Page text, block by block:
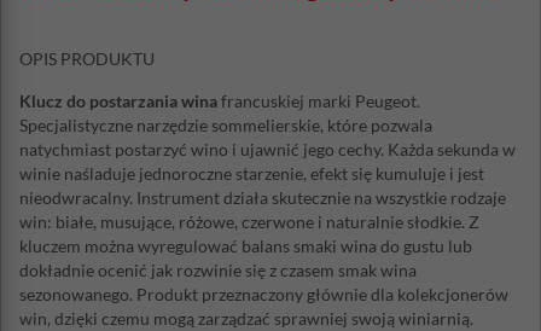
OPIS PRODUKTU
Klucz do postarzania winafrancuskiej marki Peugeot.
Specjalistyczne narzędzie sommelierskie, które pozwala
natychmiast postarzyć wino i ujawnić jego cechy. Każda sekunda w
winie naśladuje jednoroczne starzenie, efekt się kumuluje i jest
nieodwracalny. Instrument działa skutecznie na wszystkie rodzaje
win: białe, musujące, różowe, czerwone i naturalnie słodkie. Z
kluczem można wyregulować balans smaki wina do gustu lub
dokładnie ocenić jak rozwinie się z czasem smak wina
sezonowanego. Produkt przeznaczony głównie dla kolekcjonerów
win, dzięki czemu mogą zarządzać sprawniej swoją winiarnią.